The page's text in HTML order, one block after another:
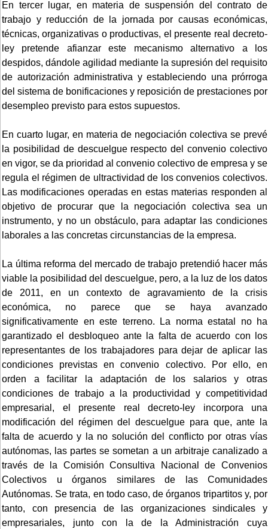
En tercer lugar, en materia de suspensión del contrato de
trabajo y reducción de la jornada por causas económicas,
técnicas, organizativas o productivas, el presente real decreto-
ley pretende afianzar este mecanismo alternativo a los
despidos, dándole agilidad mediante la supresión del requisito
de autorización administrativa y estableciendo una prórroga
del sistema de bonificaciones y reposición de prestaciones por
desempleo previsto para estos supuestos.
En cuarto lugar, en materia de negociación colectiva se prevé
la posibilidad de descuelgue respecto del convenio colectivo
en vigor, se da prioridad al convenio colectivo de empresa y se
regula el régimen de ultractividad de los convenios colectivos.
Las modificaciones operadas en estas materias responden al
objetivo de procurar que la negociación colectiva sea un
instrumento, y no un obstáculo, para adaptar las condiciones
laborales a las concretas circunstancias de la empresa.
La última reforma del mercado de trabajo pretendió hacer más
viable la posibilidad del descuelgue, pero, a la luz de los datos
de 2011, en un contexto de agravamiento de la crisis
económica, no parece que se haya avanzado
significativamente en este terreno. La norma estatal no ha
garantizado el desbloqueo ante la falta de acuerdo con los
representantes de los trabajadores para dejar de aplicar las
condiciones previstas en convenio colectivo. Por ello, en
orden a facilitar la adaptación de los salarios y otras
condiciones de trabajo a la productividad y competitividad
empresarial, el presente real decreto-ley incorpora una
modificación del régimen del descuelgue para que, ante la
falta de acuerdo y la no solución del conflicto por otras vías
autónomas, las partes se sometan a un arbitraje canalizado a
través de la Comisión Consultiva Nacional de Convenios
Colectivos u órganos similares de las Comunidades
Autónomas. Se trata, en todo caso, de órganos tripartitos y, por
tanto, con presencia de las organizaciones sindicales y
empresariales, junto con la de la Administración cuya